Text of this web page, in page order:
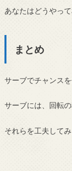
あなたはどうやっ
まとめ
サーブでチャンス
サーブには、回転
それらを工夫してみ